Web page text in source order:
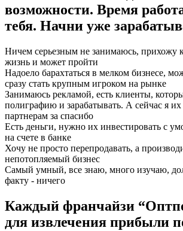
возможности. Время
тебя. Начни уже
Ничем серьезным не занимаюсь, прихожу
жизнь и может пройти
Надоело барахтаться в мелком бизнесе,
сразу стать крупным игроком на рынке
Занимаюсь рекламой, есть клиенты,
полиграфию и зарабатывать. А сейчас я
партнерам за спасибо
Есть деньги, нужно их инвестировать с
на счете в банке
Хочу не просто перепродавать, а
непотопляемый бизнес
Самый умный, все знаю, много изучаю,
факту - ничего
Каждый франчайзи
для извлечения прибыли